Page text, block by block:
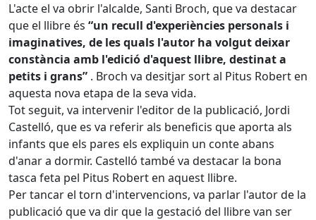
L'acte el va obrir l'alcalde, Santi Broch, que va destacar
que el llibre és “un recull d'experiències personals i
imaginatives, de les quals l'autor ha volgut deixar
constància amb l'edició d'aquest llibre, destinat a
petits i grans” . Broch va desitjar sort al Pitus Robert en
aquesta nova etapa de la seva vida.
Tot seguit, va intervenir l'editor de la publicació, Jordi
Castelló, que es va referir als beneficis que aporta als
infants que els pares els expliquin un conte abans
d'anar a dormir. Castelló també va destacar la bona
tasca feta pel Pitus Robert en aquest llibre.
Per tancar el torn d'intervencions, va parlar l'autor de la
publicació que va dir que la gestació del llibre van ser